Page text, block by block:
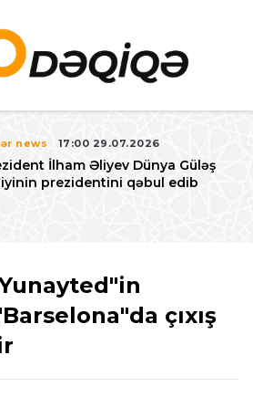
news 17:00 29.07.2026
İlham Əliyev Dünya Güləş
prezidentini qəbul edib
çıxış